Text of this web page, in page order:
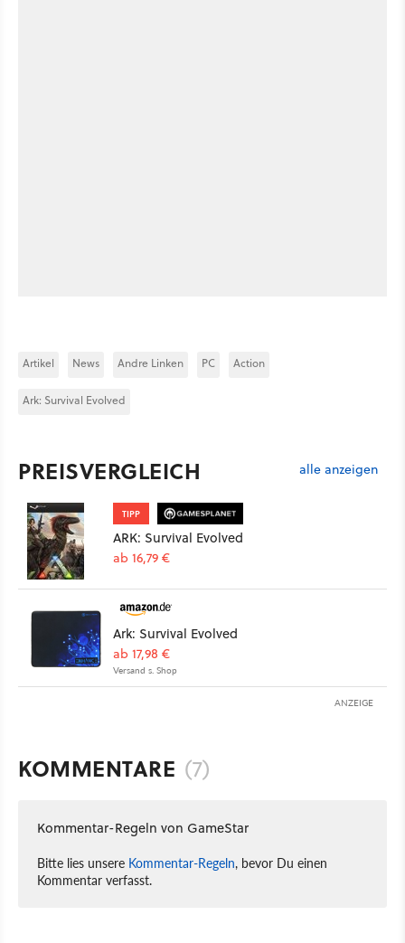
Artikel News Andre Linken PC Action
Ark: Survival Evolved
PREISVERGLEICH alle anzeigen
TIPP
ARK: Survival Evolved
ab 16,79 €
Ark: Survival Evolved
ab 17,98 €
Versand s. Shop
ANZEIGE
KOMMENTARE (7)
Kommentar-Regeln von GameStar
Bitte lies unsere Kommentar-Regeln, bevor Du einen
Kommentar verfasst.